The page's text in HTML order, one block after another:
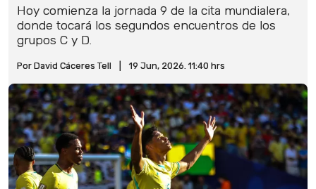
Hoy comienza la jornada 9 de la cita mundialera,
donde tocará los segundos encuentros de los
grupos C y D.
Por David Cáceres Tell 19 Jun, 2026. 11:40 hrs